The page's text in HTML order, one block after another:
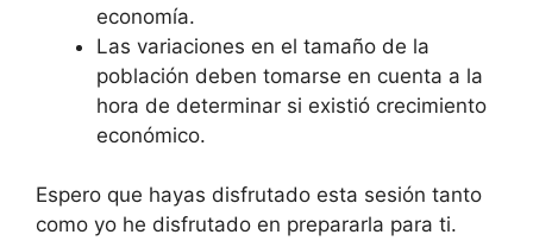
economía.
Las variaciones en el tamaño de la
población deben tomarse en cuenta a la
hora de determinar si existió crecimiento
económico.
Espero que hayas disfrutado esta sesión tanto
como yo he disfrutado en prepararla para ti.